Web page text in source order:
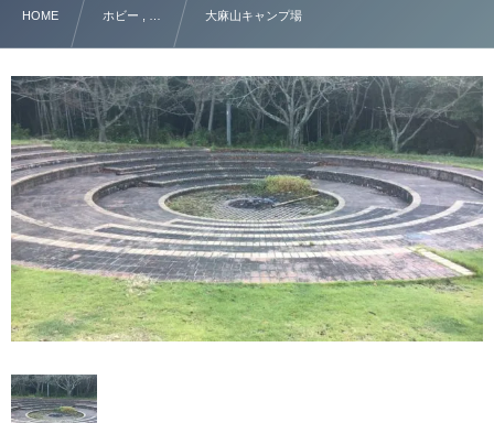
HOME ホビー , … 大麻山キャンプ場